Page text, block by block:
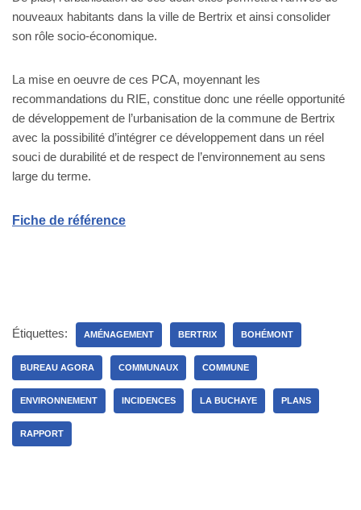
nouveaux habitants dans la ville de Bertrix et ainsi consolider
son rôle socio-économique.
La mise en oeuvre de ces PCA, moyennant les
recommandations du RIE, constitue donc une réelle opportunité
de développement de l’urbanisation de la commune de Bertrix
avec la possibilité d’intégrer ce développement dans un réel
souci de durabilité et de respect de l’environnement au sens
large du terme.
Fiche de référence
Étiquettes: AMÉNAGEMENT BERTRIX BOHÉMONT
BUREAU AGORA COMMUNAUX COMMUNE
ENVIRONNEMENT INCIDENCES LA BUCHAYE PLANS
RAPPORT